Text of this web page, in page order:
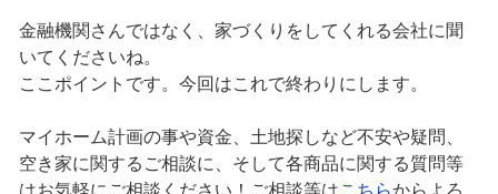
金融機関さんではなく、家づくりをしてくれる会社に聞
いてくださいね。
ここポイントです。今回はこれで終わりにします。
マイホーム計画の事や資金、土地探しなど不安や疑問、
空き家に関するご相談に、そして各商品に関する質問等